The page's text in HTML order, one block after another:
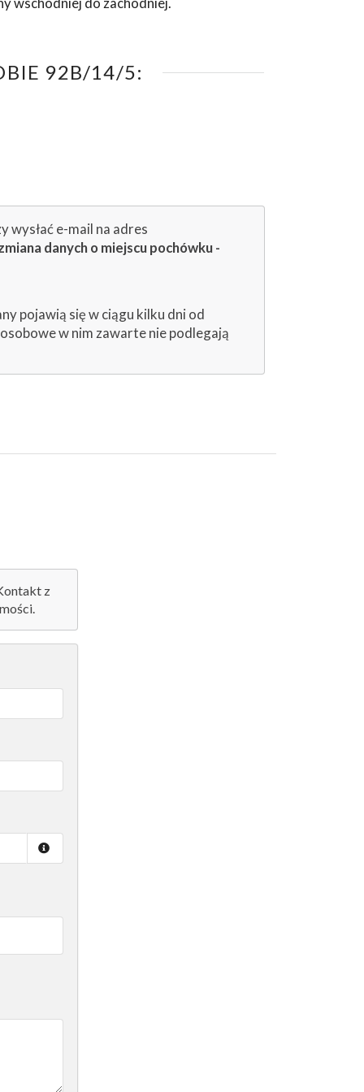
92B/14/5:
wysłać e-mail na adres
danych o miejscu pochówku -
pojawią się w ciągu kilku dni od
w nim zawarte nie podlegają
z